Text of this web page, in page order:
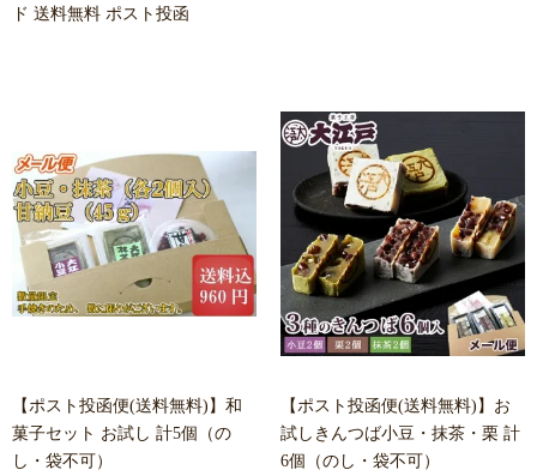
ド 送料無料 ポスト投函
【ポスト投函便(送料無料)】和
菓子セット お試し 計5個（の
し・袋不可）
【ポスト投函便(送料無料)】お
試しきんつば小豆・抹茶・栗 計
6個（のし・袋不可）